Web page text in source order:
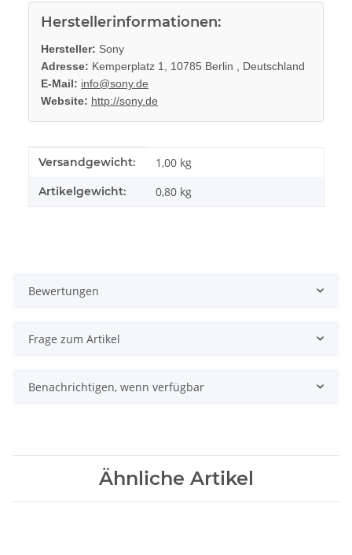
Herstellerinformationen:
Hersteller: Sony
Adresse: Kemperplatz 1, 10785 Berlin , Deutschland
E-Mail: info@sony.de
Website: http://sony.de
Produkteigenschaft
Wert
Versandgewicht: 1,00 kg
Artikelgewicht: 0,80 kg
Bewertungen
Frage zum Artikel
Benachrichtigen, wenn verfügbar
Ähnliche Artikel